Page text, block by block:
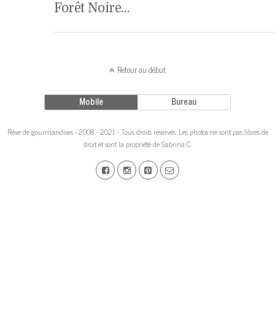
Forêt Noire…
Retour au début
Mobile Bureau
Rêve de gourmandises - 2008 - 2021 - Tous droits réservés. Les photos ne sont pas libres de
droit et sont la propriété de Sabrina C.